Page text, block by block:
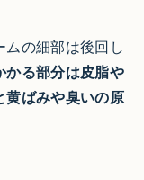
ムの細部は後回し
かる部分は皮脂や
黄ばみや臭いの原